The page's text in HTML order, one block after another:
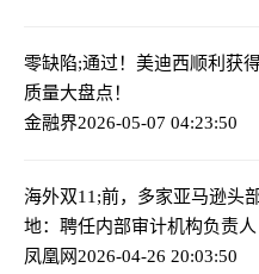
零缺陷;通过！美迪西顺利获
质量大盘点！
金融界2026-05-07 04:23:50
海外双11;前，多家亚马逊头
地：聘任内部审计机构负责人
凤凰网2026-04-26 20:03:50